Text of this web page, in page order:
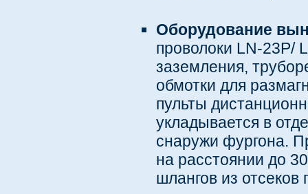
Оборудование
проволоки LN-23P/
заземления,
обмотки для
пульты
укладывается в
снаружи фургона.
на расстоянии до
шлангов из